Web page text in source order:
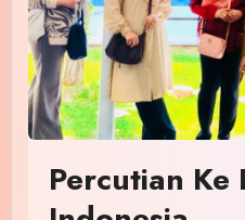
Percutian Ke